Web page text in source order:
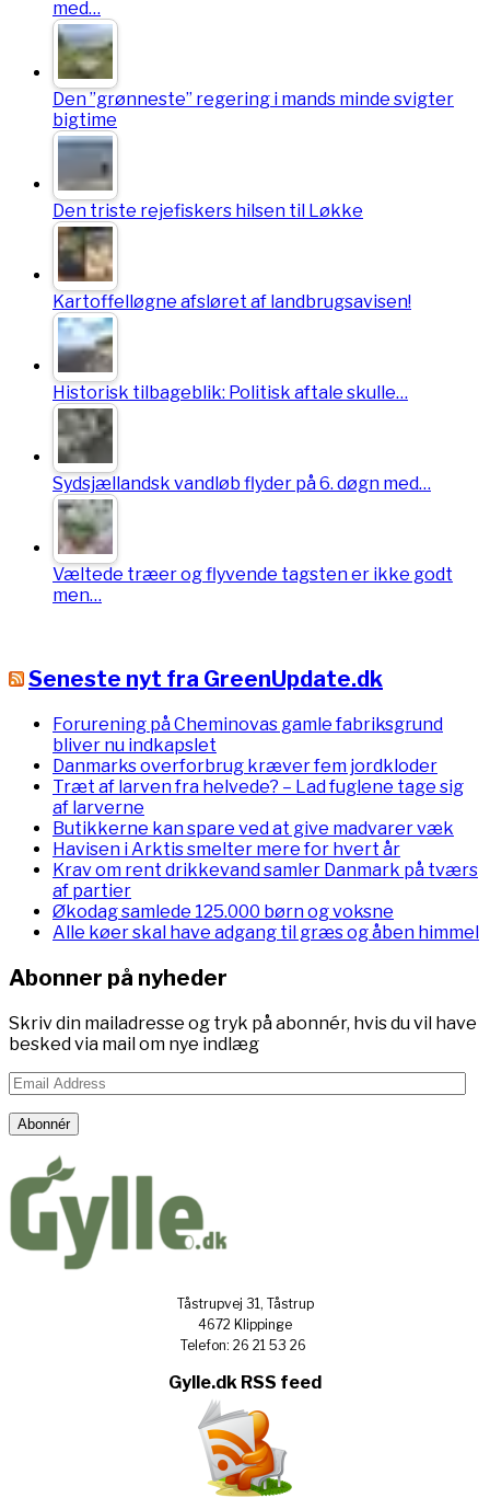
med…
Den ”grønneste” regering i mands minde svigter
bigtime
Den triste rejefiskers hilsen til Løkke
Kartoffelløgne afsløret af landbrugsavisen!
Historisk tilbageblik: Politisk aftale skulle…
Sydsjællandsk vandløb flyder på 6. døgn med…
Væltede træer og flyvende tagsten er ikke godt
men…
Seneste nyt fra GreenUpdate.dk
Forurening på Cheminovas gamle fabriksgrund
bliver nu indkapslet
Danmarks overforbrug kræver fem jordkloder
Træt af larven fra helvede? – Lad fuglene tage sig
af larverne
Butikkerne kan spare ved at give madvarer væk
Havisen i Arktis smelter mere for hvert år
Krav om rent drikkevand samler Danmark på tværs
af partier
Økodag samlede 125.000 børn og voksne
Alle køer skal have adgang til græs og åben himmel
Abonner på nyheder
Skriv din mailadresse og tryk på abonnér, hvis du vil have
besked via mail om nye indlæg
Email
Address
Abonnér
Tåstrupvej 31, Tåstrup
4672 Klippinge
Telefon: 26 21 53 26
Gylle.dk RSS feed